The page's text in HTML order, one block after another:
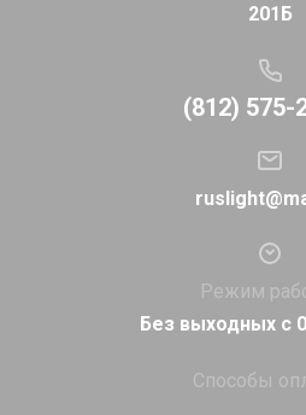
201Б
(812) 575-
Режим
Без выходных с
Способы